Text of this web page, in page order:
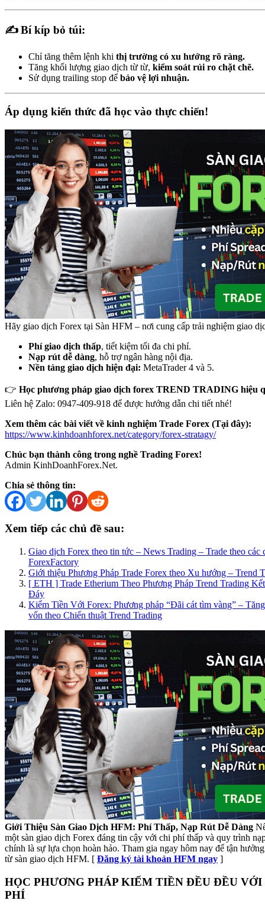
✍️ Bí kíp bỏ túi:
Chỉ tăng thêm lệnh khi thị trường có xu hướng rõ ràng.
Tăng khối lượng giao dịch từ từ, kiểm soát rủi ro chặt chẽ.
Sử dụng trailing stop để bảo vệ lợi nhuận.
Áp dụng kiến thức đã học vào thực chiến!
Hãy giao dịch Forex tại Sàn HFM – nơi cung cấp trải nghiệm giao
Phí giao dịch thấp, tiết kiệm tối đa chi phí.
Nạp rút dễ dàng, hỗ trợ ngân hàng nội địa.
Nền tảng giao dịch hiện đại: MetaTrader 4 và 5.
👉 Học phương pháp giao dịch forex TREND TRADING hiệu
Liên hệ Zalo: 0947-409-918 để được hướng dẫn chi tiết nhé!
Xem thêm các bài viết về kinh nghiệm Trade Forex (Tại đây):
https://www.kinhdoanhforex.net/category/forex-stratagy/
Chúc bạn thành công trong nghề Trading Forex!
Admin KinhDoanhForex.Net.
Chia sẻ thông tin:
Xem tiếp các chủ đề sau:
Giao dịch Forex theo tin tức – News Trading – Trade theo các
ForexFactory
Giới thiệu Phương Pháp Trade Forex theo Xu hướng – Trend
[ ETH ] Trade Etherium Theo Phương Pháp Trend Trading
Đáy
Kiếm Tiền Với Forex: Phương pháp “Đãi cát tìm vàng” –
vốn theo Chiến thuật Trend Trading
Giới Thiệu Sàn Giao Dịch HFM: Phí Thấp, Nạp Rút Dễ Dàng
một sàn giao dịch Forex đáng tin cậy với chi phí thấp và quy trình
chính là sự lựa chọn hoàn hảo. Tham gia ngay hôm nay để tận
từ sàn giao dịch HFM. [ Đăng ký tài khoản HFM ngay ]
HỌC PHƯƠNG PHÁP KIẾM TIỀN ĐỀU ĐỀU
PHÍ